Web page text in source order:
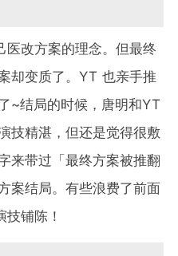
改方案的理念。但最终
却变质了。YT 也亲手推
~结局的时候，唐明和YT
技精湛，但还是觉得很敷
来带过「最终方案被推翻
案结局。有些浪费了前面
铺陈！